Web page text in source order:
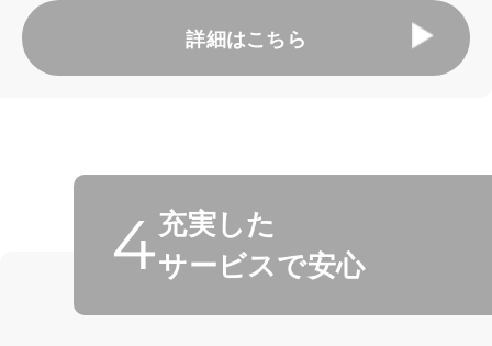
詳細はこちら
充実した
サービスで安心